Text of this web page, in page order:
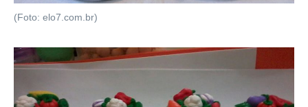
(Foto: elo7.com.br)